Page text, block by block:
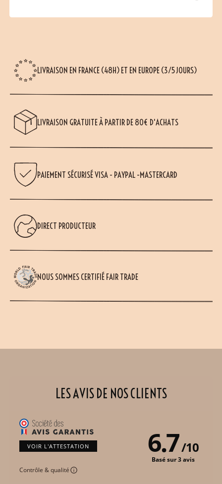
LIVRAISON EN FRANCE (48H) ET EN EUROPE (3/5 JOURS)
LIVRAISON GRATUITE À PARTIR DE 80€ D'ACHATS
PAIEMENT SÉCURISÉ VISA - PAYPAL -MASTERCARD
DIRECT PRODUCTEUR
NOUS SOMMES CERTIFIÉ FAIR TRADE
LES AVIS DE NOS CLIENTS
VOIR L'ATTESTATION
Contrôle & qualité
6.7/10
Basé sur 3 avis